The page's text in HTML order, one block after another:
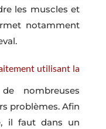
les muscles et
notamment
utilisant la
nombreuses
problèmes. Afin
il faut dans un